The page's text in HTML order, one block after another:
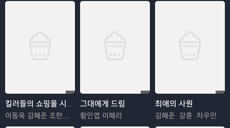
킬러들의 쇼핑몰 시즌2
이동욱 김혜준 조한선 김해나
그대에게 드림
황인엽 이혜리
최애의 사원
김혜준 강훈 차우민